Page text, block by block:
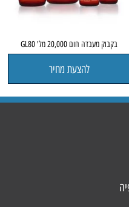
בקבוק מעבדה חום 20,000 מל' GL80
להצעת מחיר